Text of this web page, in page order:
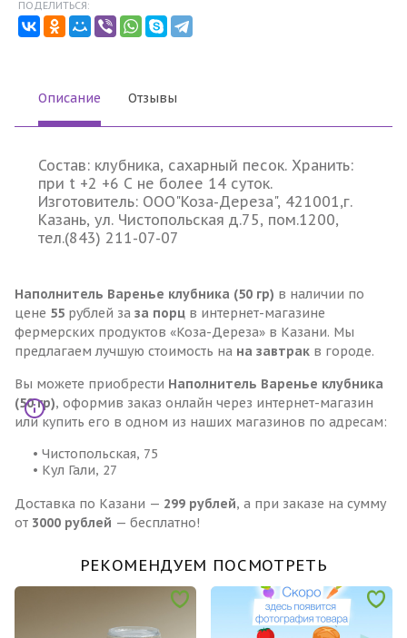
ПОДЕЛИТЬСЯ:
Описание Отзывы
Состав: клубника, сахарный песок. Хранить:
при t +2 +6 С не более 14 суток.
Изготовитель: ООО"Коза-Дереза", 421001,г.
Казань, ул. Чистопольская д.75, пом.1200,
тел.(843) 211-07-07
Наполнитель Варенье клубника (50 гр) в наличии по
цене 55 рублей за за порц в интернет-магазине
фермерских продуктов «Коза-Дереза» в Казани. Мы
предлагаем лучшую стоимость на на завтрак в городе.
Вы можете приобрести Наполнитель Варенье клубника
(50 гр), оформив заказ онлайн через интернет-магазин
или купить его в одном из наших магазинов по адресам:
• Чистопольская, 75
• Кул Гали, 27
Доставка по Казани — 299 рублей, а при заказе на сумму
от 3000 рублей — бесплатно!
РЕКОМЕНДУЕМ ПОСМОТРЕТЬ